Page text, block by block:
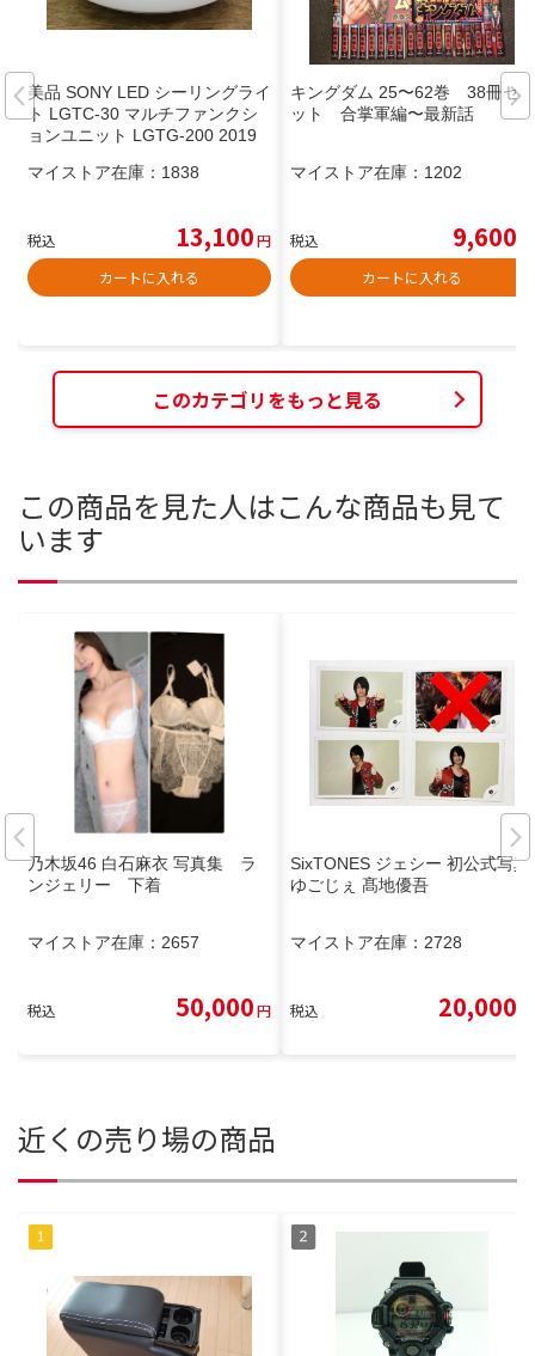
美品 SONY LED シーリングライ
ト LGTC-30 マルチファンクシ
ョンユニット LGTG-200 2019
マイストア在庫： 1838
税込 13,100円
カートに入れる
キングダム 25〜62巻 38冊セ
ット 合掌軍編〜最新話
マイストア在庫： 1202
税込 9,600
カートに入れる
このカテゴリをもっと見る
この商品を見た人はこんな商品も見て
います
乃木坂46 白石麻衣 写真集 ラ
ンジェリー 下着
マイストア在庫： 2657
税込 50,000円
SixTONES ジェシー 初公式写真
ゆごじぇ 髙地優吾
マイストア在庫： 2728
税込 20,000
近くの売り場の商品